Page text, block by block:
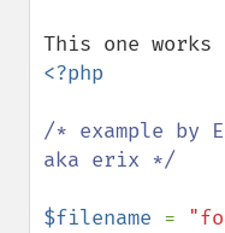
<?php
/* example by
aka erix */
$filename =